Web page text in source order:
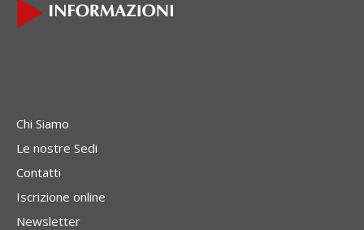
Chi Siamo
Le nostre Sedi
Contatti
Iscrizione online
Newsletter